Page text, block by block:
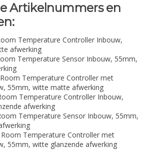
Artikelnummers en
Temperature Controller Inbouw,
afwerking
Temperature Sensor Inbouw, 55mm,
Room Temperature Controller met
55mm, witte matte afwerking
Temperature Controller Inbouw,
afwerking
Temperature Sensor Inbouw, 55mm,
Room Temperature Controller met
55mm, witte glanzende afwerking